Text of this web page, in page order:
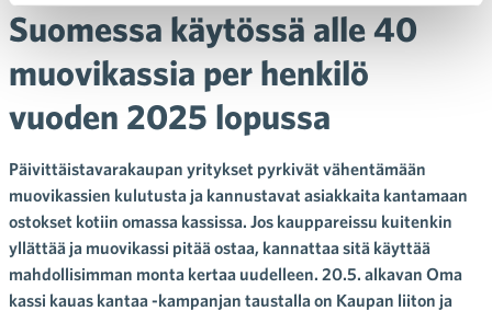
Suomessa käytössä alle 40
muovikassia per henkilö
vuoden 2025 lopussa
Päivittäistavarakaupan yritykset pyrkivät vähentämään
muovikassien kulutusta ja kannustavat asiakkaita kantamaan
ostokset kotiin omassa kassissa. Jos kauppareissu kuitenkin
yllättää ja muovikassi pitää ostaa, kannattaa sitä käyttää
mahdollisimman monta kertaa uudelleen. 20.5. alkavan Oma
kassi kauas kantaa -kampanjan taustalla on Kaupan liiton ja